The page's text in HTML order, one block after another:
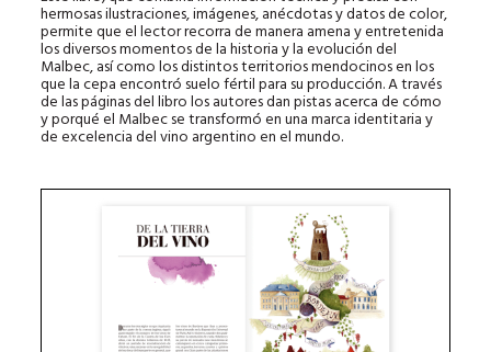
hermosas ilustraciones, imágenes, anécdotas y datos de color,
permite que el lector recorra de manera amena y entretenida
los diversos momentos de la historia y la evolución del
Malbec, así como los distintos territorios mendocinos en los
que la cepa encontró suelo fértil para su producción. A través
de las páginas del libro los autores dan pistas acerca de cómo
y porqué el Malbec se transformó en una marca identitaria y
de excelencia del vino argentino en el mundo.